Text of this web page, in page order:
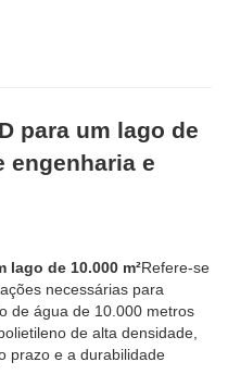
para um lago de
engenharia e
lago de 10.000 m²Refere-se
necessárias para
de água de 10.000 metros
de alta densidade,
prazo e a durabilidade